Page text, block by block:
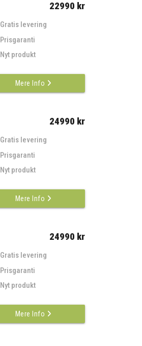
22990 kr
Gratis levering
Prisgaranti
Nyt produkt
Mere Info
24990 kr
Gratis levering
Prisgaranti
Nyt produkt
Mere Info
24990 kr
Gratis levering
Prisgaranti
Nyt produkt
Mere Info